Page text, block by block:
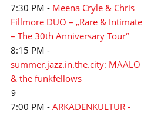
7:30 PM - Meena Cryle & Chris
Fillmore DUO – „Rare & Intimate
– The 30th Anniversary Tour“
8:15 PM -
summer.jazz.in.the.city: MAALO
& the funkfellows
9
7:00 PM - ARKADENKULTUR -